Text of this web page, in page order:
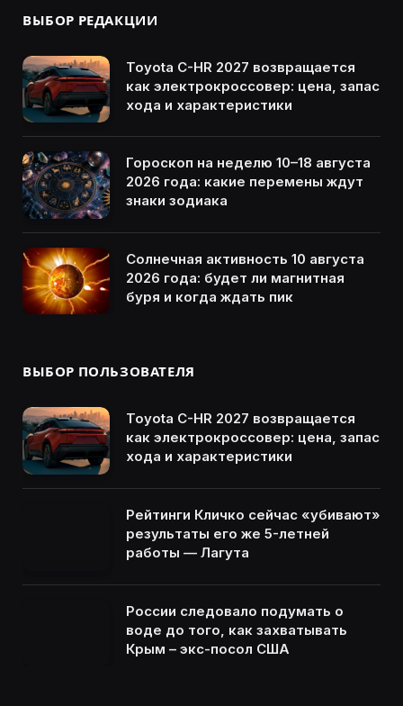
ВЫБОР РЕДАКЦИИ
Toyota C-HR 2027 возвращается
как электрокроссовер: цена, запас
хода и характеристики
Гороскоп на неделю 10–18 августа
2026 года: какие перемены ждут
знаки зодиака
Солнечная активность 10 августа
2026 года: будет ли магнитная
буря и когда ждать пик
ВЫБОР ПОЛЬЗОВАТЕЛЯ
Toyota C-HR 2027 возвращается
как электрокроссовер: цена, запас
хода и характеристики
Рейтинги Кличко сейчас «убивают»
результаты его же 5-летней
работы — Лагута
России следовало подумать о
воде до того, как захватывать
Крым – экс-посол США